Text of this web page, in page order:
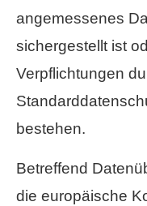
angemessenes
sichergestellt ist
Verpflichtungen
bestehen.
Betreffend
die europäische